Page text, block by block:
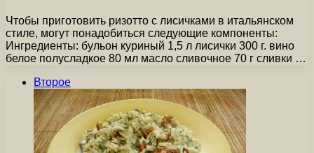
Чтобы приготовить ризотто с лисичками в итальянском
стиле, могут понадобиться следующие компоненты:
Ингредиенты: бульон куриный 1,5 л лисички 300 г. вино
белое полусладкое 80 мл масло сливочное 70 г сливки …
Второе